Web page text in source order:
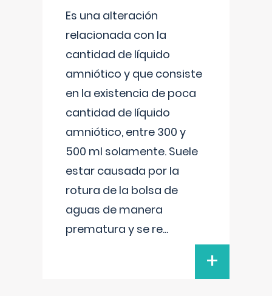
Es una alteración
relacionada con la
cantidad de líquido
amniótico y que consiste
en la existencia de poca
cantidad de líquido
amniótico, entre 300 y
500 ml solamente. Suele
estar causada por la
rotura de la bolsa de
aguas de manera
prematura y se re...
+